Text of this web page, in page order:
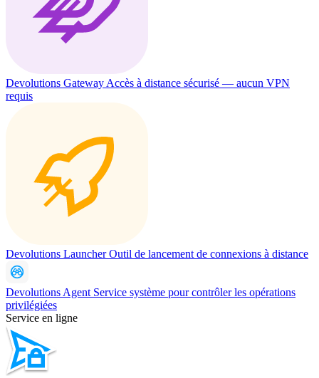
Devolutions Gateway Accès à distance sécurisé — aucun VPN
requis
Devolutions Launcher Outil de lancement de connexions à distance
Devolutions Agent Service système pour contrôler les opérations
privilégiées
Service en ligne